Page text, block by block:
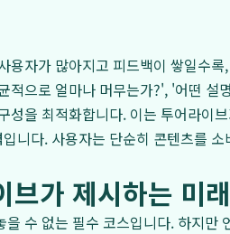
용자가 많아지고 피드백이 쌓일수록
적으로 얼마나 머무는가?', '어떤 설
성을 최적화합니다. 이는 투어라이
니다. 사용자는 단순히 콘텐츠를 소
가 제시하는 미래
수 없는 필수 코스입니다. 하지만